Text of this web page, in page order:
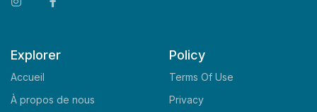
Explorer
Accueil
À propos de nous
Policy
Terms Of Use
Privacy